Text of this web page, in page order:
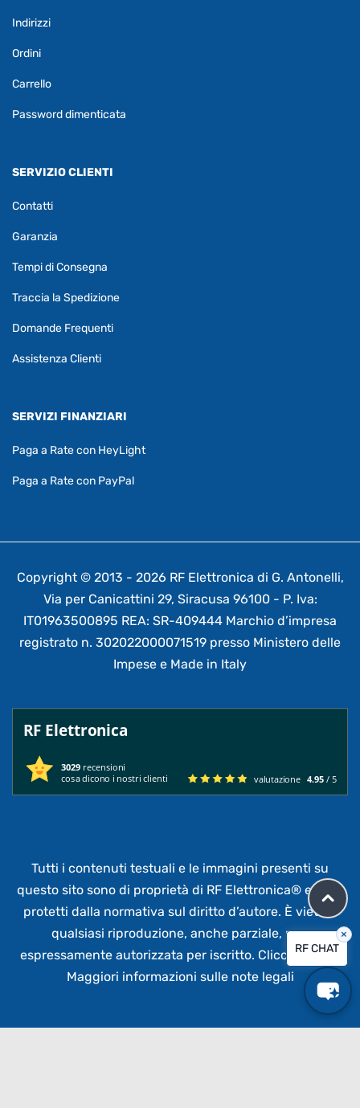
Indirizzi
Ordini
Carrello
Password dimenticata
SERVIZIO CLIENTI
Contatti
Garanzia
Tempi di Consegna
Traccia la Spedizione
Domande Frequenti
Assistenza Clienti
SERVIZI FINANZIARI
Paga a Rate con HeyLight
Paga a Rate con PayPal
Copyright © 2013 - 2026 RF Elettronica di G. Antonelli,
Via per Canicattini 29, Siracusa 96100 - P. Iva:
IT01963500895 REA: SR-409444 Marchio d’impresa
registrato n. 302022000071519 presso Ministero delle
Impese e Made in Italy
RF Elettronica
3029 recensioni
cosa dicono i nostri clienti
valutazione 4.95 / 5
Tutti i contenuti testuali e le immagini presenti su
questo sito sono di proprietà di RF Elettronica® e sono
protetti dalla normativa sul diritto d’autore. È vietata
qualsiasi riproduzione, anche parziale, non
espressamente autorizzata per iscritto. Clicca qui per
Maggiori informazioni sulle note legali
RF CHAT
×